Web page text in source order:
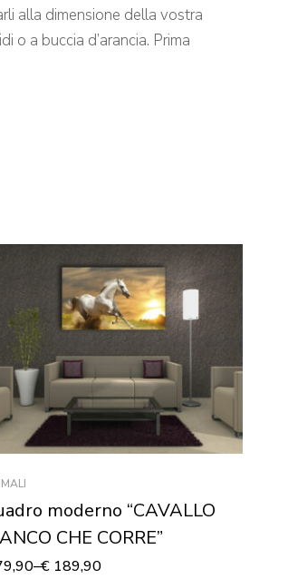
alla dimensione della vostra
o a buccia d’arancia. Prima
moderno “CAVALLO
CHE CORRE”
–€189,90